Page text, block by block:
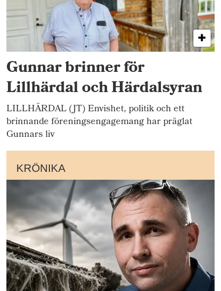
Gunnar brinner för
Lillhärdal och Härdalsyran
LILLHÄRDAL (JT) Envishet, politik och ett
brinnande föreningsengagemang har präglat
Gunnars liv
KRÖNIKA